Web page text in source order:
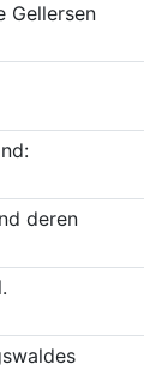
Gellersen
deren